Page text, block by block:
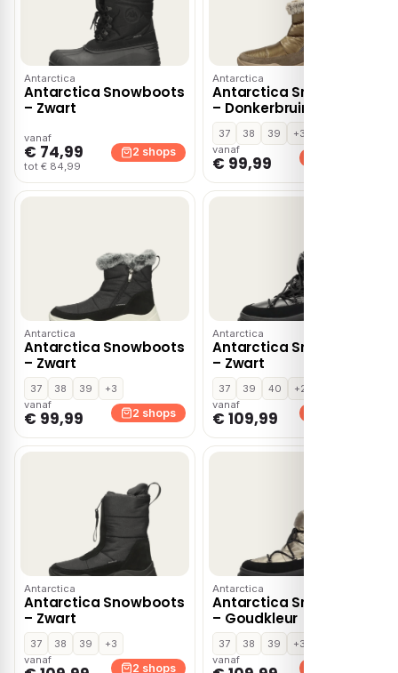
Antarctica
Antarctica Snowboots
– Zwart
vanaf
€ 74,99
tot € 84,99
2 shops
Antarctica
Antarctica Snowboots
– Donkerbruin
37 38 39
+3
vanaf
€ 99,99
Antarctica
Antarctica Snowboots
– Zwart
37 38 39
+3
vanaf
€ 99,99 2 shops
Antarctica
Antarctica Snowboots
– Zwart
37 39 40
+2
vanaf
€ 109,99
Antarctica
Antarctica Snowboots
– Zwart
37 38 39
+3
vanaf
2 shops
Antarctica
Antarctica Snowboots
– Goudkleur
37 38 39
+3
vanaf